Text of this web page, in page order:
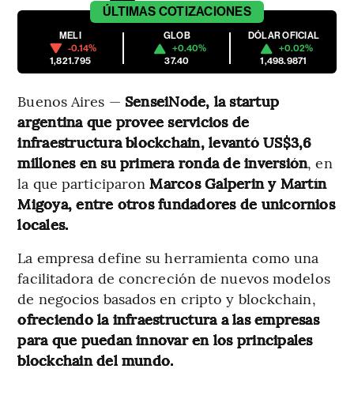
ÚLTIMAS COTIZACIONES
MELI
-0.14%
1,821.795
GLOB
+0.40%
37.40
DÓLAR OFICIAL
+0.02%
1,498.9871
Buenos Aires — SenseiNode, la startup
argentina que provee servicios de
infraestructura blockchain, levantó US$3,6
millones en su primera ronda de inversión, en
la que participaronMarcos Galperin y Martín
Migoya, entre otros fundadores de unicornios
locales.
La empresa define su herramienta como una
facilitadora de concreción de nuevos modelos
de negocios basados en cripto y blockchain,
ofreciendo la infraestructura a las empresas
para que puedan innovar en los principales
blockchain del mundo.